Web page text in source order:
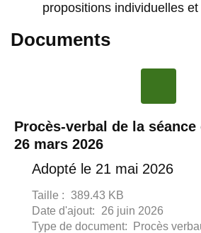
propositions individuelles
Documents
Procès-verbal de la
26 mars 2026
Adopté le 21 mai 2026
Taille : 389.43 KB
Date d'ajout:
26 juin 2026
Type de document: Procès